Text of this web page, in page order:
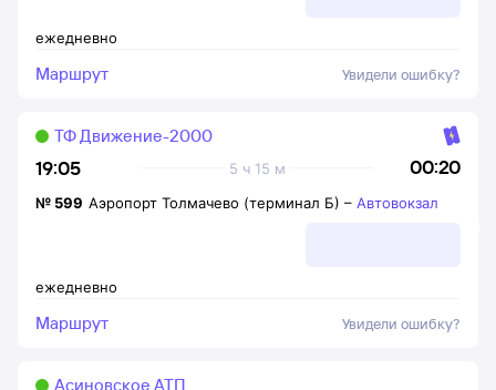
ежедневно
Маршрут Увидели ошибку?
19:05 00:20
5 ч 15 м
ТФ Движение-2000
ежедневно
№ 599 Аэропорт Толмачево (терминал Б) – Автовокзал
Маршрут Увидели ошибку?
Асиновское АТП